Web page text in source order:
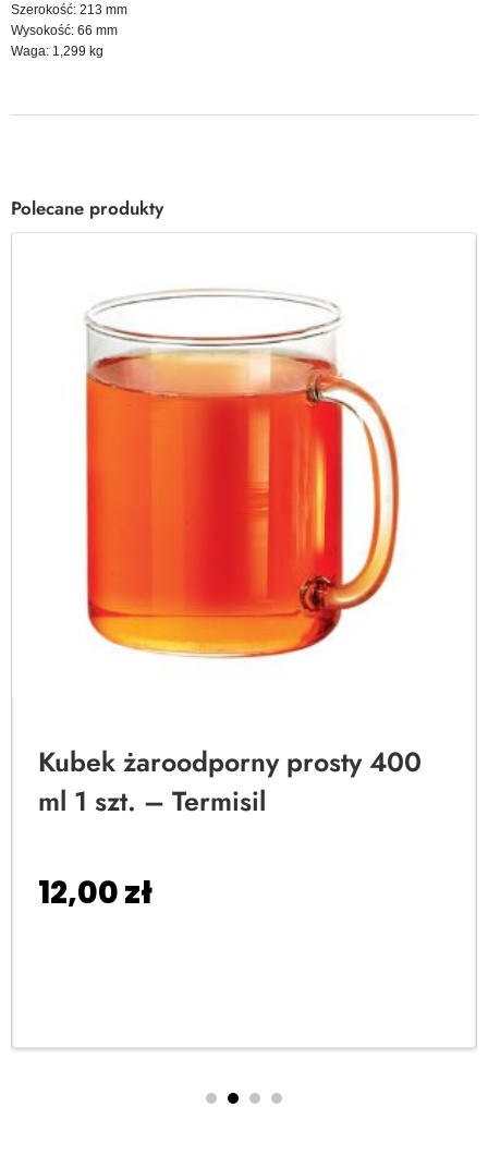
Szerokość: 213 mm
Wysokość: 66 mm
Waga: 1,299 kg
Polecane produkty
Kubek żaroodporny prosty 400
ml 1 szt. – Termisil
12,00zł